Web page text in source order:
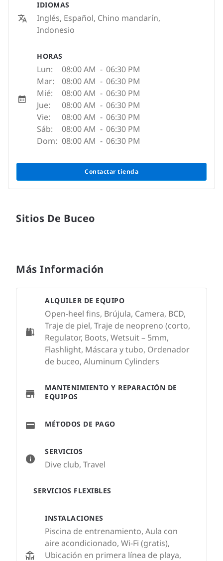
IDIOMAS
Inglés, Español, Chino mandarín,
Indonesio
HORAS
Lun: 08:00 AM - 06:30 PM
Mar:
08:00 AM - 06:30 PM
Mié:
08:00 AM - 06:30 PM
Jue:
08:00 AM - 06:30 PM
Vie:
08:00 AM - 06:30 PM
Sáb:
08:00 AM - 06:30 PM
Dom: 08:00 AM - 06:30 PM
Contactar tienda
Sitios De Buceo
Más Información
SERVICIOS
Dive club, Travel
SERVICIOS FLEXIBLES
INSTALACIONES
Piscina de entrenamiento, Aula con
aire acondicionado, Wi-Fi (gratis),
Ubicación en primera línea de playa,
ALQUILER DE EQUIPO
Open-heel fins, Brújula, Camera, BCD,
Traje de piel, Traje de neopreno (corto,
Regulator, Boots, Wetsuit – 5mm,
Flashlight, Máscara y tubo, Ordenador
de buceo, Aluminum Cylinders
MANTENIMIENTO Y REPARACIÓN DE
EQUIPOS
MÉTODOS DE PAGO